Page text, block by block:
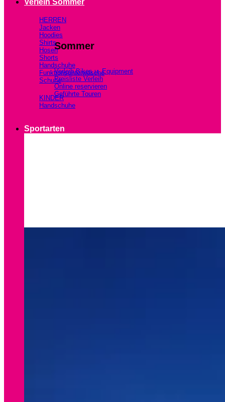
Verleih Sommer
Sommer
Verleih Bikes u. Equipment
Preisliste Verleih
Online reservieren
Geführte Touren
HERREN
Jacken
Hoodies
Shirts
Hosen
Shorts
Handschuhe
Funktionsunterwäsche
Schuhe
KINDER
Handschuhe
Sportarten